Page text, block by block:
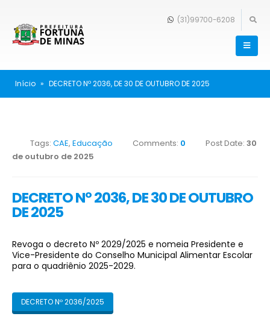
(31)99700-6208
Início » DECRETO Nº 2036, DE 30 DE OUTUBRO DE 2025
Tags: CAE, Educação Comments: 0 Post Date: 30
de outubro de 2025
DECRETO Nº 2036, DE 30 DE OUTUBRO
DE 2025
Revoga o decreto Nº 2029/2025 e nomeia Presidente e
Vice-Presidente do Conselho Municipal Alimentar Escolar
para o quadriênio 2025-2029.
DECRETO Nº 2036/2025